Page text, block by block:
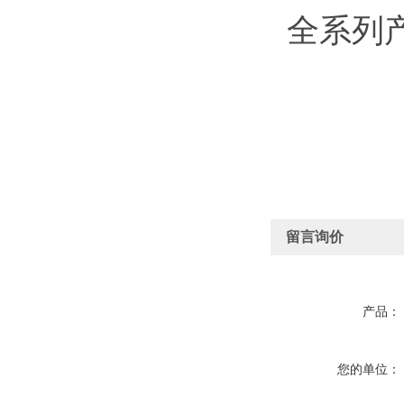
全系列
留言询价
产品：
您的单位：